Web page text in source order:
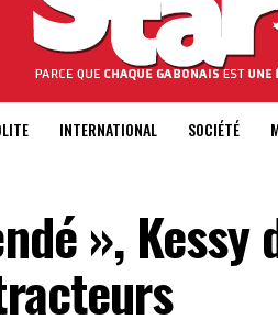
INTERNATIONAL SOCIÉTÉ
», Kessy